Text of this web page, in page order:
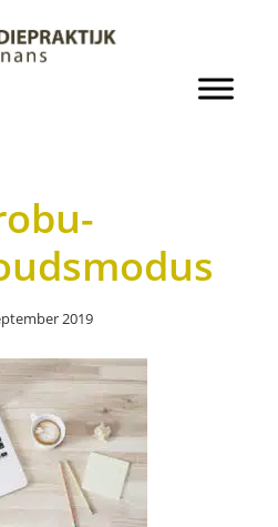
Resonans
2019